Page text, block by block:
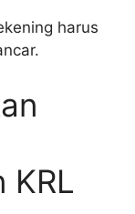
harus
KRL